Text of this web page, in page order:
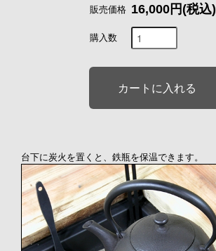
販売価格 16,000円(税込)
購入数
台下に炭火を置くと、鉄瓶を保温できます。